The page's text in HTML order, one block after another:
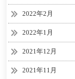
2022年2月
2022年1月
2021年12月
2021年11月